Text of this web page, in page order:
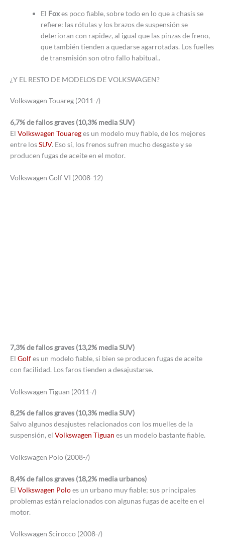
El Foxes poco fiable, sobre todo en lo que a chasis se
refiere: las rótulas y los brazos de suspensión se
deterioran con rapidez, al igual que las pinzas de freno,
que también tienden a quedarse agarrotadas. Los fuelles
de transmisión son otro fallo habitual..
¿Y EL RESTO DE MODELOS DE VOLKSWAGEN?
Volkswagen Touareg (2011-/)
6,7% de fallos graves (10,3% media SUV)
El Volkswagen Touareges un modelo muy fiable, de los mejores
entre losSUV. Eso sí, los frenos sufren mucho desgaste y se
producen fugas de aceite en el motor.
Volkswagen Golf VI (2008-12)
7,3% de fallos graves (13,2% media SUV)
El Golfes un modelo fiable, si bien se producen fugas de aceite
con facilidad. Los faros tienden a desajustarse.
Volkswagen Tiguan (2011-/)
8,2% de fallos graves (10,3% media SUV)
Salvo algunos desajustes relacionados con los muelles de la
suspensión, el Volkswagen Tiguan es un modelo bastante fiable.
Volkswagen Polo (2008-/)
8,4% de fallos graves (18,2% media urbanos)
El Volkswagen Poloes un urbano muy fiable; sus principales
problemas están relacionados con algunas fugas de aceite en el
motor.
Volkswagen Scirocco (2008-/)